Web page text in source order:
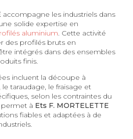
accompagne les industriels dans
solide expertise en
aluminium. Cette activité
des profilés bruts en
intégrés dans des ensembles
finis.
incluent la découpe à
taraudage, le fraisage et
selon les contraintes du
à Ets F. MORTELETTE
fiables et adaptées à de